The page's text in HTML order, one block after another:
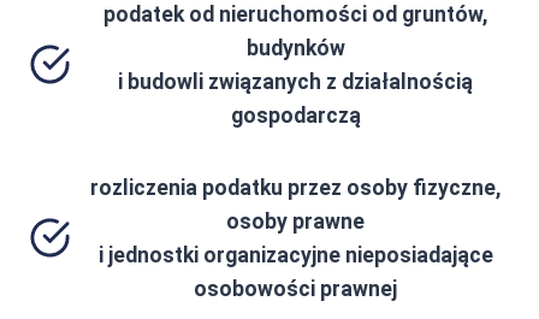
podatek od nieruchomości od gruntów,
budynków
i budowli związanych z działalnością
gospodarczą
rozliczenia podatku przez osoby fizyczne,
osoby prawne
i jednostki organizacyjne nieposiadające
osobowości prawnej